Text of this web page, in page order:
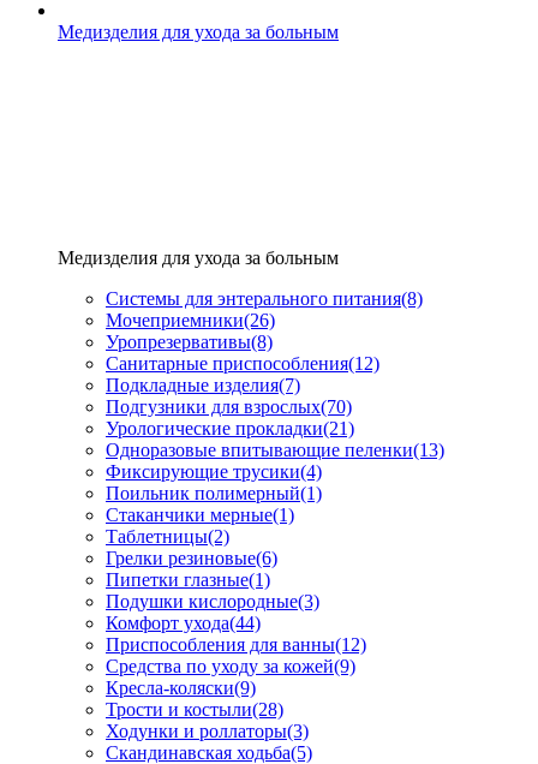
Медизделия для ухода за больным
Медизделия для ухода за больным
Системы для энтерального питания(8)
Мочеприемники(26)
Уропрезервативы(8)
Санитарные приспособления(12)
Подкладные изделия(7)
Подгузники для взрослых(70)
Урологические прокладки(21)
Одноразовые впитывающие пеленки(13)
Фиксирующие трусики(4)
Поильник полимерный(1)
Стаканчики мерные(1)
Таблетницы(2)
Грелки резиновые(6)
Пипетки глазные(1)
Подушки кислородные(3)
Комфорт ухода(44)
Приспособления для ванны(12)
Средства по уходу за кожей(9)
Кресла-коляски(9)
Трости и костыли(28)
Ходунки и роллаторы(3)
Скандинавская ходьба(5)